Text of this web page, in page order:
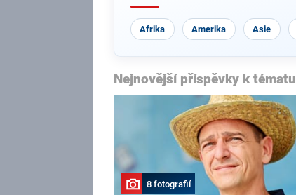
Afrika Amerika Asie
Nejnovější příspěvky k tématu
8 fotografií